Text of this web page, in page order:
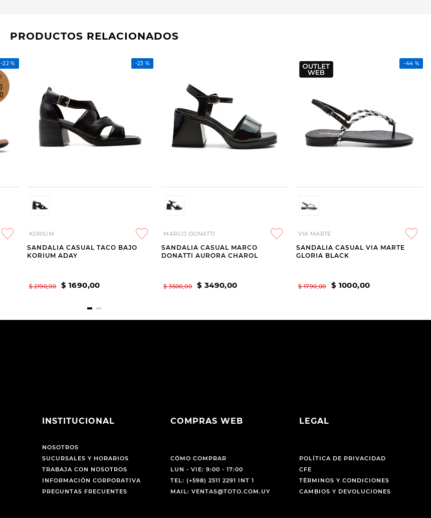
PRODUCTOS RELACIONADOS
-22 % -23 %
KORIUM
SANDALIA CASUAL TACO BAJO
KORIUM ADAY
$ 2190,00 $ 1690,00
MARCO DONATTI
SANDALIA CASUAL MARCO
DONATTI AURORA CHAROL
$ 3500,00 $ 3490,00
-44 %
VIA MARTE
SANDALIA CASUAL VIA MARTE
GLORIA BLACK
$ 1790,00 $ 1000,00
INSTITUCIONAL
NOSOTROS
SUCURSALES Y HORARIOS
TRABAJA CON NOSOTROS
INFORMACIÓN CORPORATIVA
PREGUNTAS FRECUENTES
COMPRAS WEB
CÓMO COMPRAR
LUN - VIE: 9:00 - 17:00
TEL: (+598) 2511 2291 INT 1
MAIL: VENTAS@TOTO.COM.UY
LEGAL
POLÍTICA DE PRIVACIDAD
CFE
TÉRMINOS Y CONDICIONES
CAMBIOS Y DEVOLUCIONES